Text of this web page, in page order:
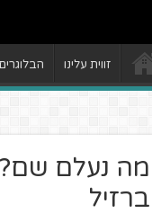
זווית עלינו הבלוגרים
מה נעלם
ברזיל